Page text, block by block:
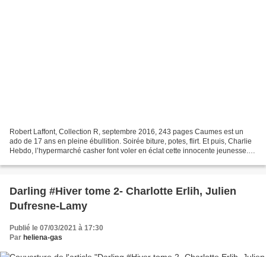
Robert Laffont, Collection R, septembre 2016, 243 pages Caumes est un
ado de 17 ans en pleine ébullition. Soirée biture, potes, flirt. Et puis, Charlie
Hebdo, l’hypermarché casher font voler en éclat cette innocente jeunesse.
Darling #Hiver tome 2- Charlotte Erlih, Julien
Dufresne-Lamy
Publié le 07/03/2021 à 17:30
Par heliena-gas